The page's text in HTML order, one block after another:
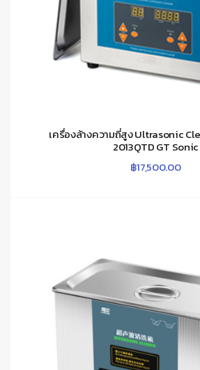
เครื่องล้างความถี่สูง Ultrasonic
2013QTD GT Sonic
฿17,500.00